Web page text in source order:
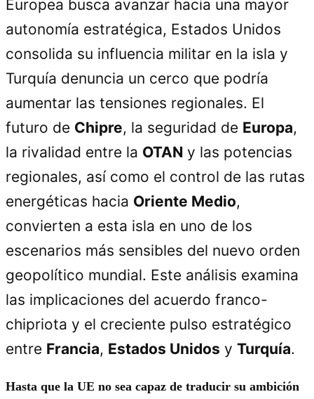
Europea busca avanzar hacia una mayor
autonomía estratégica, Estados Unidos
consolida su influencia militar en la isla y
Turquía denuncia un cerco que podría
aumentar las tensiones regionales. El
futuro de Chipre, la seguridad de Europa,
la rivalidad entre la OTAN y las potencias
regionales, así como el control de las rutas
energéticas hacia Oriente Medio,
convierten a esta isla en uno de los
escenarios más sensibles del nuevo orden
geopolítico mundial. Este análisis examina
las implicaciones del acuerdo franco-
chipriota y el creciente pulso estratégico
entre Francia, Estados Unidos y Turquía.
Hasta que la UE no sea capaz de traducir su ambición